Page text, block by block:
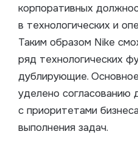
корпоративных
в технологических и
Таким образом Nike
ряд технологических
дублирующие.
уделено согласованию
с приоритетами
выполнения задач.